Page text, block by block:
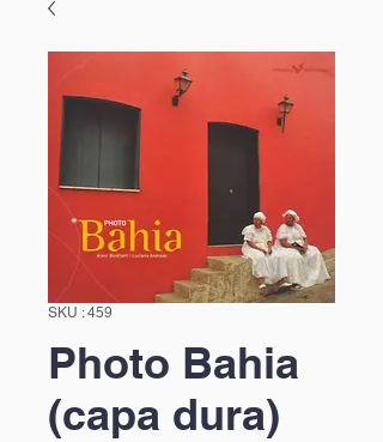
SKU : 459
Photo Bahia
(capa dura)